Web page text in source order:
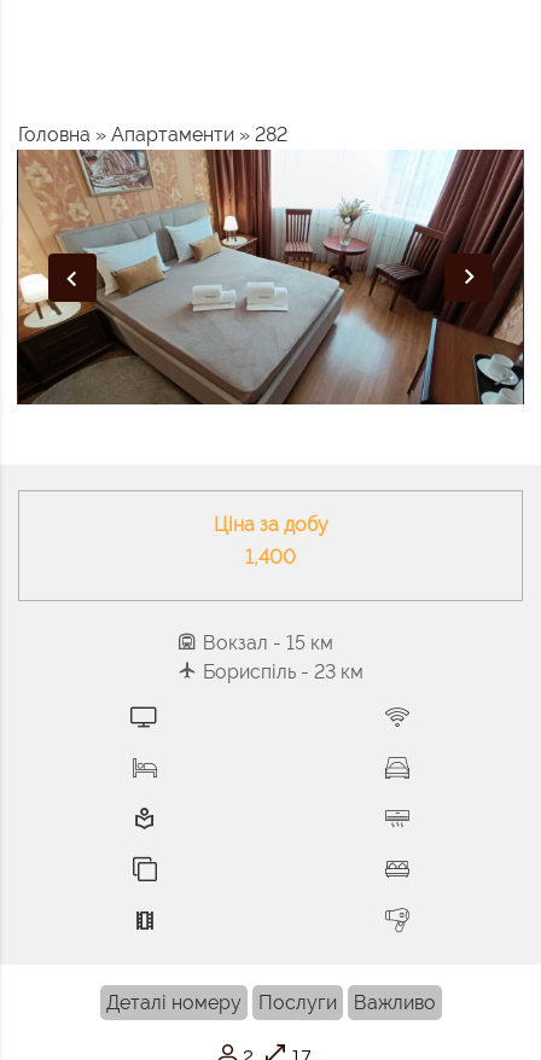
Головна » Апартаменти » 282
Ціна за добу
1,400
Вокзал - 15 км
Бориспіль - 23 км
Деталі номеру Послуги Важливо